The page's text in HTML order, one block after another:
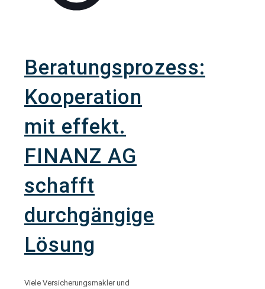
Beratungsprozess:
Kooperation
mit effekt.
FINANZ AG
schafft
durchgängige
Lösung
Viele Versicherungsmakler und